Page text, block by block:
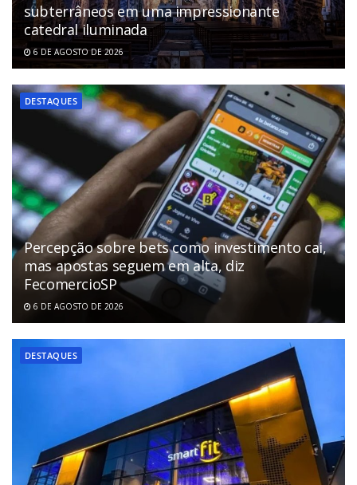
subterrâneos em uma impressionante
catedral iluminada
6 DE AGOSTO DE 2026
DESTAQUES
Percepção sobre bets como investimento cai,
mas apostas seguem em alta, diz
FecomercioSP
6 DE AGOSTO DE 2026
DESTAQUES